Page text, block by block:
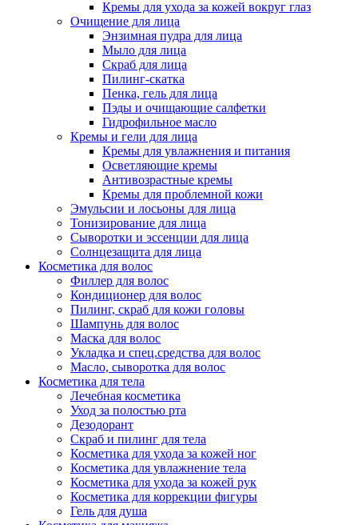
Кремы для ухода за кожей вокруг глаз
Очищение для лица
Энзимная пудра для лица
Мыло для лица
Скраб для лица
Пилинг-скатка
Пенка, гель для лица
Пэды и очищающие салфетки
Гидрофильное масло
Кремы и гели для лица
Кремы для увлажнения и питания
Осветляющие кремы
Антивозрастные кремы
Кремы для проблемной кожи
Эмульсии и лосьоны для лица
Тонизирование для лица
Сыворотки и эссенции для лица
Солнцезащита для лица
Косметика для волос
Филлер для волос
Кондиционер для волос
Пилинг, скраб для кожи головы
Шампунь для волос
Маска для волос
Укладка и спец.средства для волос
Масло, сыворотка для волос
Косметика для тела
Лечебная косметика
Уход за полостью рта
Дезодорант
Скраб и пилинг для тела
Косметика для ухода за кожей ног
Косметика для увлажнение тела
Косметика для ухода за кожей рук
Косметика для коррекции фигуры
Гель для душа